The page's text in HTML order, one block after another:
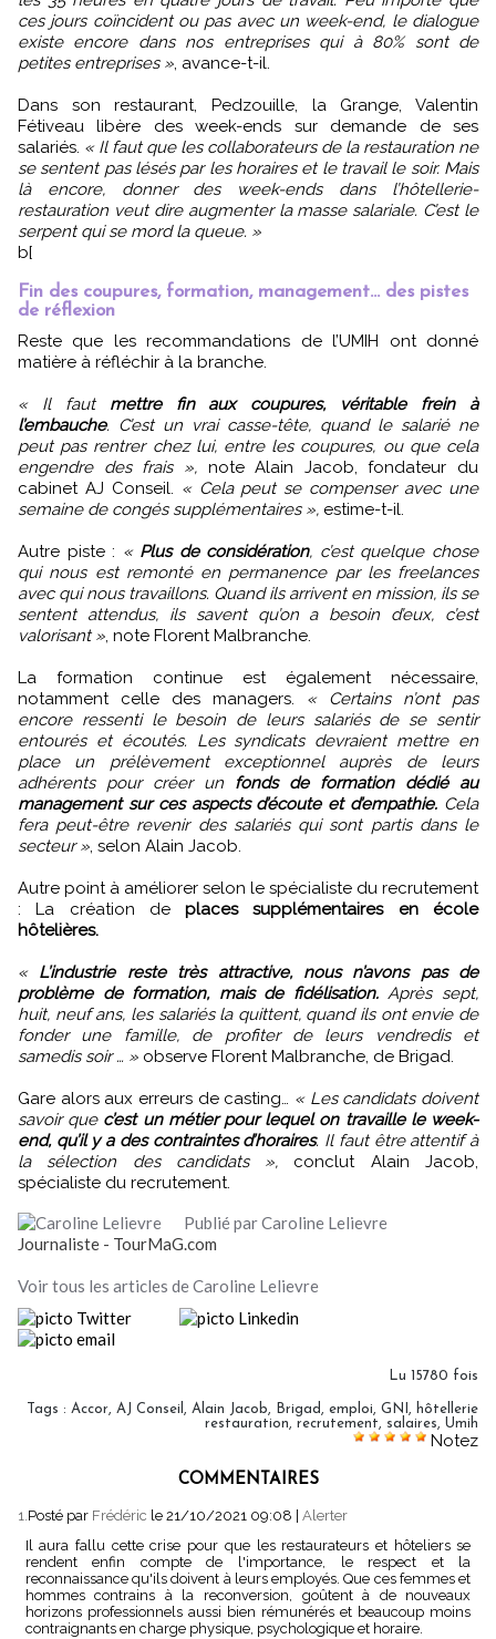
ces jours coïncident ou pas avec un week-end, le dialogue
existe encore dans nos entreprises qui à 80% sont de
petites entreprises », avance-t-il.
Dans son restaurant, Pedzouille, la Grange, Valentin
Fétiveau libère des week-ends sur demande de ses
salariés. « Il faut que les collaborateurs de la restauration ne
se sentent pas lésés par les horaires et le travail le soir. Mais
là encore, donner des week-ends dans l’hôtellerie-
restauration veut dire augmenter la masse salariale. C’est le
serpent qui se mord la queue. »
b[
Fin des coupures, formation, management… des pistes
de réflexion
Reste que les recommandations de l’UMIH ont donné
matière à réfléchir à la branche.
« Il faut mettre fin aux coupures, véritable frein à
l’embauche. C’est un vrai casse-tête, quand le salarié ne
peut pas rentrer chez lui, entre les coupures, ou que cela
engendre des frais »,note Alain Jacob, fondateur du
cabinet AJ Conseil. « Cela peut se compenser avec une
semaine de congés supplémentaires », estime-t-il.
Autre piste : « Plus de considération, c’est quelque chose
qui nous est remonté en permanence par les freelances
avec qui nous travaillons. Quand ils arrivent en mission, ils se
sentent attendus, ils savent qu’on a besoin d’eux, c’est
valorisant », note Florent Malbranche.
La formation continue est également nécessaire,
notamment celle des managers. « Certains n’ont pas
encore ressenti le besoin de leurs salariés de se sentir
entourés et écoutés. Les syndicats devraient mettre en
place un prélèvement exceptionnel auprès de leurs
adhérents pour créer un fonds de formation dédié au
management sur ces aspects d’écoute et d’empathie. Cela
fera peut-être revenir des salariés qui sont partis dans le
secteur », selon Alain Jacob.
Autre point à améliorer selon le spécialiste du recrutement
: La création deplaces supplémentaires en école
hôtelières.
« L’industrie reste très attractive, nous n’avons pas de
problème de formation, mais de fidélisation.Après sept,
huit, neuf ans, les salariés la quittent, quand ils ont envie de
fonder une famille, de profiter de leurs vendredis et
samedis soir … » observe Florent Malbranche, de Brigad.
Gare alors aux erreurs de casting… « Les candidats doivent
savoir que c’est un métier pour lequel on travaille le week-
end, qu’il y a des contraintes d’horaires. Il faut être attentif à
la sélection des candidats », conclut Alain Jacob,
spécialiste du recrutement.
Publié par Caroline Lelievre
Journaliste - TourMaG.com
Voir tous les articles de Caroline Lelievre
Lu 15780 fois
Tags : Accor, AJ Conseil , Alain Jacob, Brigad, emploi, GNI , hôtellerie
restauration, recrutement, salaires, Umih
Notez
COMMENTAIRES
1.Posté par Frédéric le 21/10/2021 09:08
Alerter
Il aura fallu cette crise pour que les restaurateurs et hôteliers se
rendent enfin compte de l'importance, le respect et la
reconnaissance qu'ils doivent à leurs employés. Que ces femmes et
hommes contrains à la reconversion, goûtent à de nouveaux
horizons professionnels aussi bien rémunérés et beaucoup moins
contraignants en charge physique, psychologique et horaire.